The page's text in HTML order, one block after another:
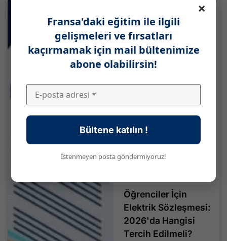
Öğrenciler İçin
Elektrik Sözleşmesi:
2026'da Hangisi
Tercih Edilmeli?
×
Fransa'daki eğitim ile ilgili
gelişmeleri ve fırsatları
kaçırmamak için mail bültenimize
abone olabilirsin!
Bültene katılın !
İstenmeyen posta göndermiyoruz!